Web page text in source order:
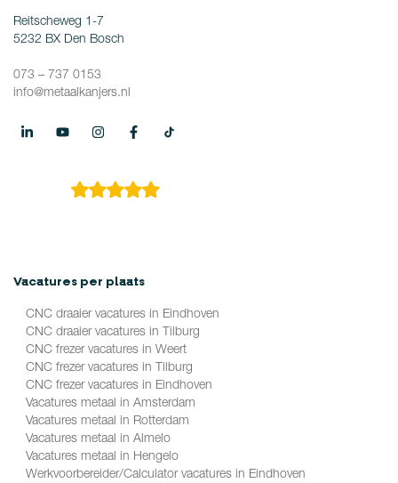
Reitscheweg 1-7
5232 BX Den Bosch
073 – 737 0153
info@metaalkanjers.nl
Vacatures per plaats
CNC draaier vacatures in Eindhoven
CNC draaier vacatures in Tilburg
CNC frezer vacatures in Weert
CNC frezer vacatures in Tilburg
CNC frezer vacatures in Eindhoven
Vacatures metaal in Amsterdam
Vacatures metaal in Rotterdam
Vacatures metaal in Almelo
Vacatures metaal in Hengelo
Werkvoorbereider/Calculator vacatures in Eindhoven